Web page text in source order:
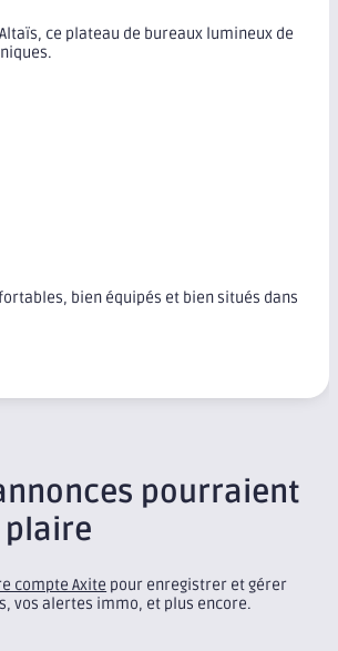
ce plateau de bureaux lumineux de
bien équipés et bien situés dans
pourraient
plaire
compte Axite pour enregistrer et gérer
vos alertes immo, et plus encore.